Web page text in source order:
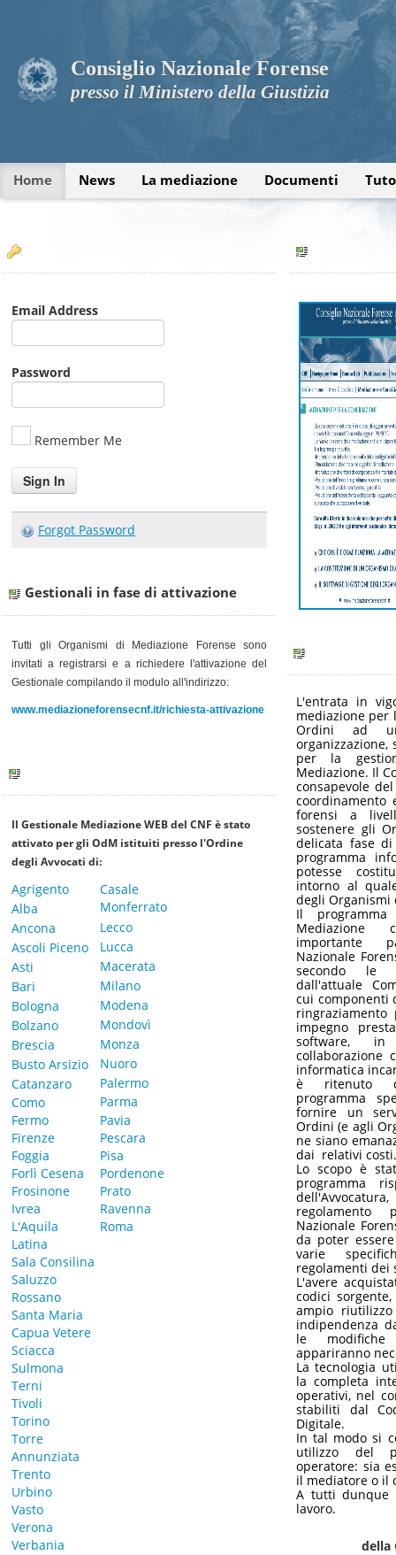
Consiglio Nazionale Forense
presso il Ministero della Giustizia
Home News La mediazione Documenti
Email Address
Password
Remember Me
Forgot Password
Gestionali in fase di attivazione
Tutti gli Organismi di Mediazione Forense sono
invitati a registrarsi e a richiedere l'attivazione del
Gestionale compilando il modulo all'indirizzo:
www.mediazioneforensecnf.it/richiesta-attivazione
Il Gestionale Mediazione WEB del CNF è stato
attivato per gli OdM istituiti presso l'Ordine
degli Avvocati di:
Agrigento
Alba
Ancona
Ascoli Piceno
Asti
Bari
Bologna
Bolzano
Brescia
Busto Arsizio
Catanzaro
Como
Fermo
Firenze
Foggia
Forlì Cesena
Frosinone
Ivrea
L'Aquila
Latina
Casale
Monferrato
Lecco
Lucca
Macerata
Milano
Modena
Mondovì
Monza
Nuoro
Palermo
Parma
Pavia
Pescara
Pisa
Pordenone
Prato
Ravenna
Roma
Sala Consilina
Saluzzo
Rossano
Santa Maria
Capua Vetere
Sciacca
Sulmona
Terni
Tivoli
Torino
Torre
Annunziata
Trento
Urbino
Vasto
Verona
Verbania
L'entrata in
mediazione per
Ordini ad
organizzazione,
per la
Mediazione. Il
consapevole
coordinamento
forensi a
sostenere gli
delicata fase
programma
potesse
intorno al
degli Organismi
Il
Mediazione
importante
Nazionale
secondo le
dall'attuale
cui componenti
impegno
software,
collaborazione
informatica
è ritenuto
programma
fornire un
Ordini (e agli
ne siano
dai relativi costi.
Lo scopo è
programma
regolamento
Nazionale
da poter
varie
regolamenti dei
L'avere
codici
ampio
indipendenza
le
appariranno
La tecnologia
la completa
operativi, nel
stabiliti dal
Digitale.
In tal modo si
utilizzo del
operatore: sia
il mediatore o il
A tutti dunque
lavoro.
della